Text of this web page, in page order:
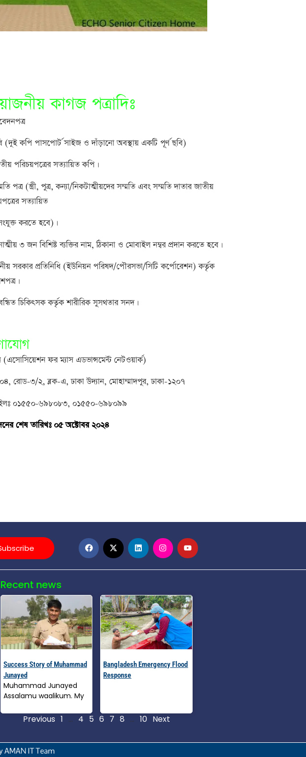
কাগজ পত্রাদিঃ
(দুই কপি পাসপোর্ট সাইজ ও দাঁড়ানো অবস্থায় একটি পূর্ণ ছবি)
পরিচয়পত্রের সত্যায়িত কপি।
পত্র (স্ত্রী, পুত্র, কন্যা/নিকটাত্মীয়দের সম্মতি এবং সম্মতি দাতার জাতীয়
সত্যায়িত
করতে হবে)।
৩ জন বিশিষ্ট ব্যক্তির নাম, ঠিকানা ও মোবাইল নম্বর প্রদান করতে হবে।
সরকার প্রতিনিধি (ইউনিয়ন পরিষদ/পৌরসভা/সিটি কর্পোরেশন) কর্তৃক
চিকিৎসক কর্তৃক শারীরিক সুস্থ্তার সনদ।
ফর ম্যাস এডভান্সমেন্ট নেটওয়ার্ক)
রোড-৩/২, ব্লক-এ, ঢাকা উদ্যান, মোহাম্মাদপুর, ঢাকা-১২০৭
০১৫৫০-৬৯৮০৮৩, ০১৫৫০-৬৯৮০৯৯
শেষ তারিখঃ ০৫ অক্টোবর ২০২৪
Recent news
Success Story of Muhammad
Junayed
Muhammad Junayed
Assalamu waalikum. My
Bangladesh Emergency Flood
Response
Previous 1 … 4 5 6 7 8 … 10 Next
AMAN IT Team